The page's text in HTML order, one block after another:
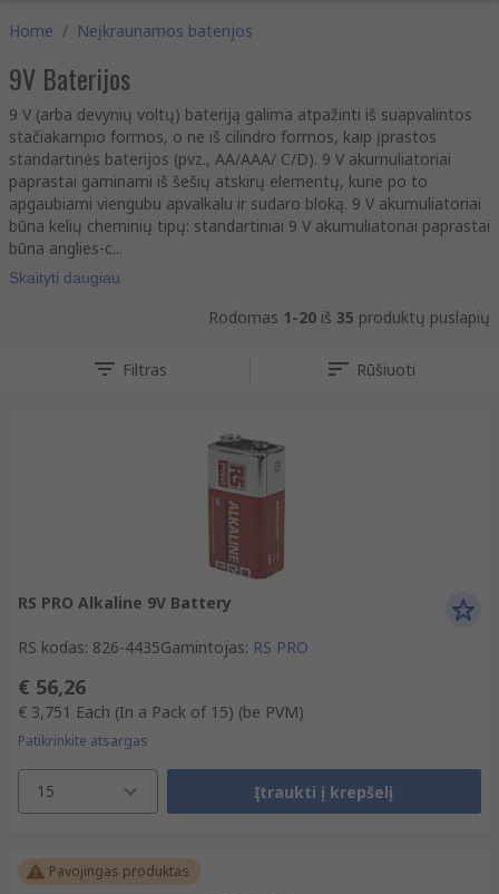
Home / Neįkraunamos baterijos
9V Baterijos
9 V (arba devynių voltų) bateriją galima atpažinti iš suapvalintos
stačiakampio formos, o ne iš cilindro formos, kaip įprastos
standartinės baterijos (pvz., AA/AAA/ C/D). 9 V akumuliatoriai
paprastai gaminami iš šešių atskirų elementų, kurie po to
apgaubiami viengubu apvalkalu ir sudaro bloką. 9 V akumuliatoriai
būna kelių cheminių tipų: standartiniai 9 V akumuliatoriai paprastai
būna anglies-c...
Skaityti daugiau
Rodomas 1-20 iš 35 produktų puslapių
Filtras Rūšiuoti
RS PRO Alkaline 9V Battery
RS kodas: 826-4435Gamintojas: RS PRO
€ 56,26
€ 3,751 Each (In a Pack of 15) (be PVM)
Patikrinkite atsargas
15 Įtraukti į krepšelį
Pavojingas produktas